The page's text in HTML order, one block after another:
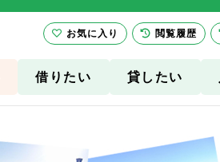
借りたい 貸したい
お気に入り 閲覧履歴